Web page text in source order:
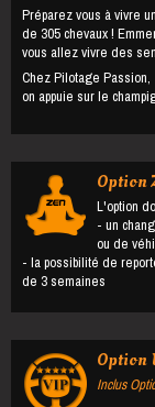
Préparez vous à vivre
de 305 chevaux !
vous allez vivre des
Chez Pilotage Passion,
on appuie sur le
Option
L'option
- un
ou de
- la possibilité de
de 3 semaines
Option
Inclus